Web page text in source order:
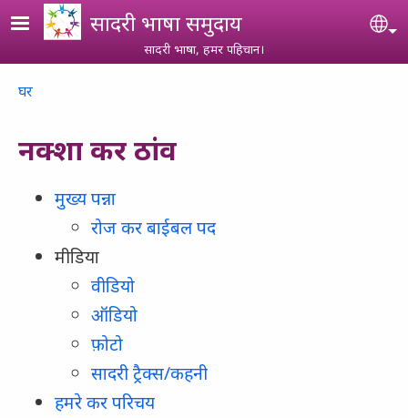
Skip to main content
सादरी भाषा समुदाय
सादरी भाषा, हमर पहिचान।
Breadcrumb
घर
नक्शा कर ठांव
मुख्य पन्ना
रोज कर बाईबल पद
मीडिया
वीडियो
ऑडियो
फ़ोटो
सादरी ट्रैक्स/कहनी
हमरे कर परिचय